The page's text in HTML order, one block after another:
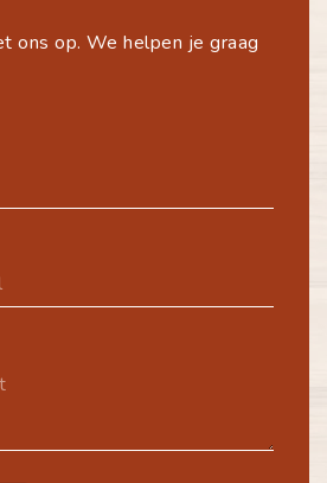
ons op. We helpen je graag